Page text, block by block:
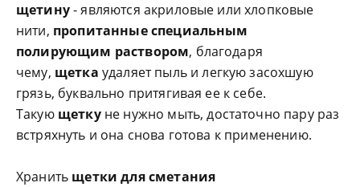
щетину- являются акриловые или хлопковые
нити, пропитанные специальным
полирующим раствором, благодаря
чему, щетка удаляет пыль и легкую засохшую
грязь, буквально притягивая ее к себе.
Такующеткуне нужно мыть, достаточно пару раз
встряхнуть и она снова готова к применению.
Хранить щетки для сметания